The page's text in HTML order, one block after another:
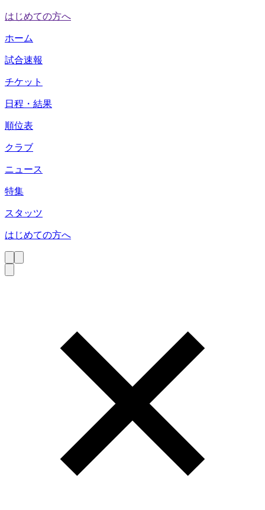
はじめての方へ
ホーム
試合速報
チケット
日程・結果
順位表
クラブ
ニュース
特集
スタッツ
はじめての方へ